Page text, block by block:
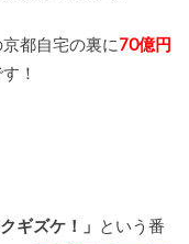
都自宅の裏に70億円
！
ギズケ！」 という番